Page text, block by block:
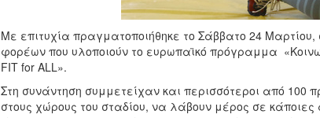
Με επιτυχία πραγματοποιήθηκε το Σάββατο 24
φορέων που υλοποιούν το ευρωπαϊκό πρόγραμμα
FIT for ALL».
Στη συνάντηση συμμετείχαν και περισσότεροι από 100
στους χώρους του σταδίου, να λάβουν μέρος σε κάποιες